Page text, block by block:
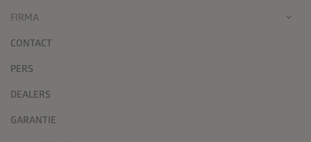
FIRMA
CONTACT
PERS
DEALERS
GARANTIE